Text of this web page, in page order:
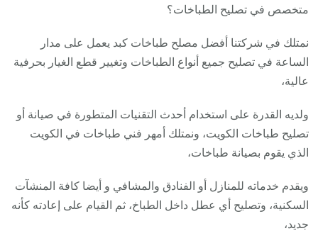
متخصص في تصليح الطباخات؟
نمتلك في شركتنا أفضل مصلح طباخات كبد يعمل على مدار
الساعة في تصليح جميع أنواع الطباخات وتغيير قطع الغيار بحرفية
عالية،
ولديه القدرة على استخدام أحدث التقنيات المتطورة في صيانة أو
تصليح طباخات الكويت، ونمتلك أمهر فني طباخات في الكويت
الذي يقوم بصيانة طباخات،
ويقدم خدماته للمنازل أو الفنادق والمشافي و أيضا كافة المنشآت
السكنية، وتصليح أي عطل داخل الطباخ، ثم القيام على إعادته كأنه
جديد،